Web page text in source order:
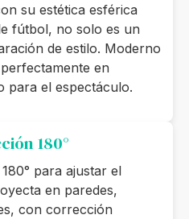
su estética esférica
fútbol, no solo es un
de estilo. Moderno
en
para el espectáculo.
180°
para ajustar el
en paredes,
con corrección